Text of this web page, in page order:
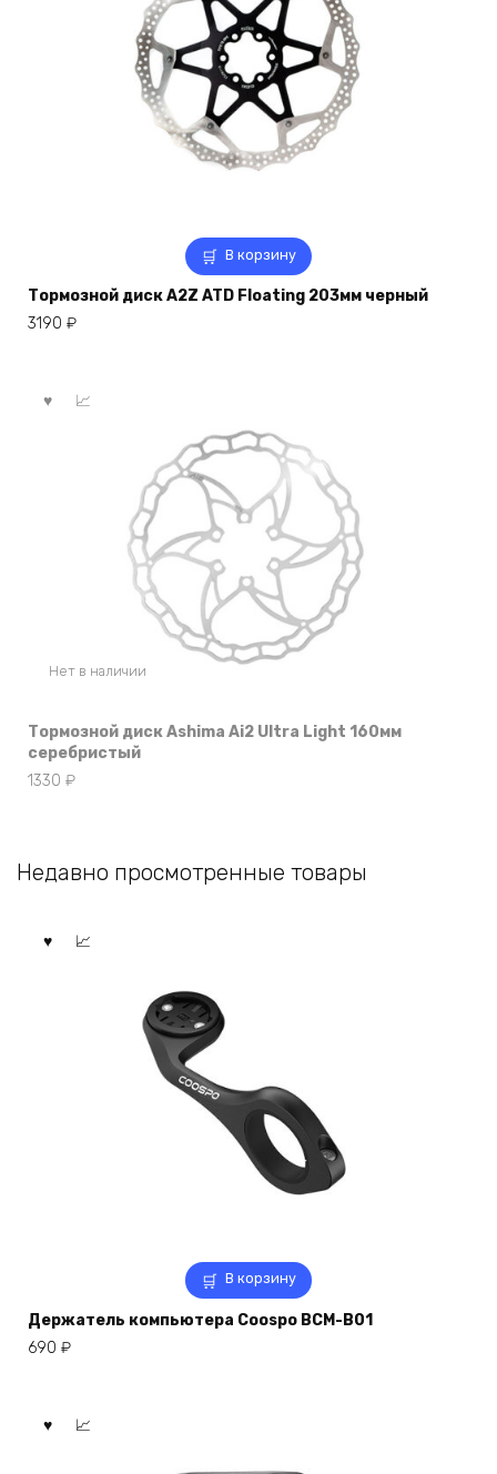
В корзину
Тормозной диск A2Z ATD Floating 203мм черный
3190 ₽
Нет в наличии
Тормозной диск Ashima Ai2 Ultra Light 160мм
серебристый
1330 ₽
Недавно просмотренные товары
В корзину
Держатель компьютера Coospo BCM-B01
690 ₽